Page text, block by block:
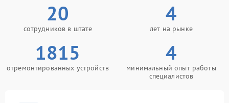
20
сотрудников в штате
4
лет на рынке
1815
отремонтированных устройств
4
минимальный опыт работы
специалистов